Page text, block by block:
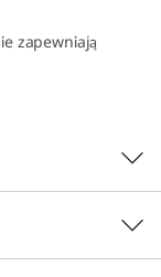
zapewniają
4 oparty